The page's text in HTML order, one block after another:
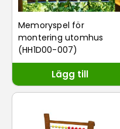
Memoryspel för
montering utomhus
(HH1D00-007)
Lägg till